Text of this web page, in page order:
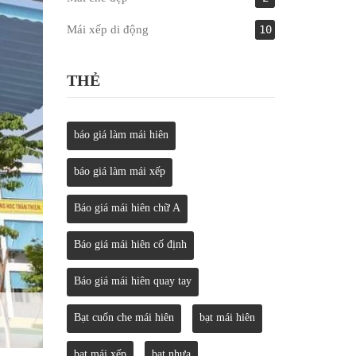
Mái xếp di động 10
THẺ
báo giá làm mái hiên
báo giá làm mái xếp
Báo giá mái hiên chữ A
Báo giá mái hiên cố định
Báo giá mái hiên quay tay
Bạt cuốn che mái hiên bạt mái hiên